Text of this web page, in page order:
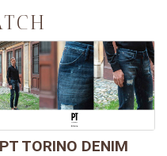
PT TORINO DENIM